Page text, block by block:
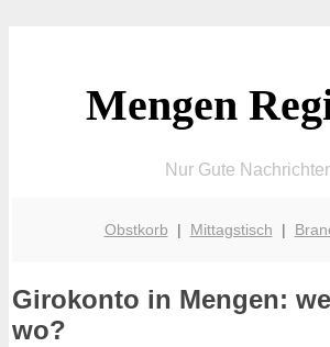
Mengen
Nur Gute
Obstkorb | Mittagstisch |
Girokonto in Mengen:
wo?